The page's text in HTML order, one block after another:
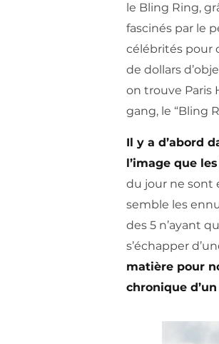
le Bling Ring,
fascinés par le
célébrités pour
de dollars
on trouve Paris
gang, le “Bling
Il y a d’abord
l’image que
du jour ne sont
semble les
des 5 n’ayant
s’échapper
matière pour
chronique